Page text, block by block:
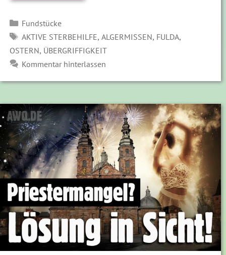
Kategorien
Fundstücke
SCHLAGWÖRTER
AKTIVE STERBEHILFE, ALGERMISSEN, FULDA,
OSTERN, ÜBERGRIFFIGKEIT
Kommentar hinterlassen